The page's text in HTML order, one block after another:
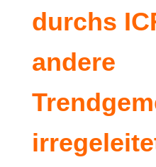
durchs
andere